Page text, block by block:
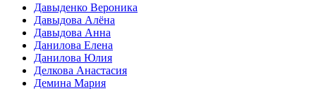
Давыденко Вероника
Давыдова Алёна
Давыдова Анна
Данилова Елена
Данилова Юлия
Делкова Анастасия
Демина Мария